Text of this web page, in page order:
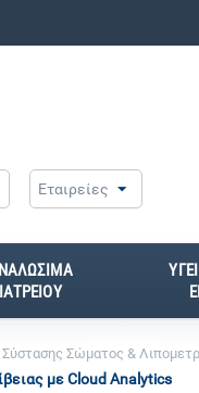
Εταιρείες
ΙΑΤΡΕΙΟΥ
Σώματος &
με Cloud Analytics